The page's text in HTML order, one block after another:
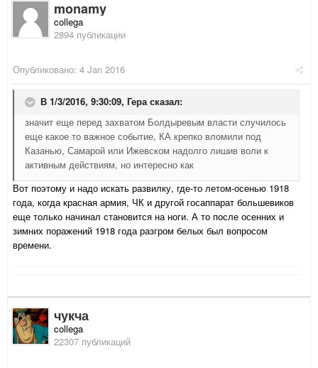
monamy
collega
2894 публикации
Опубликовано: 4 Jan 2016
В 1/3/2016, 9:30:09, Герасказал:
значит еще перед захватом Болдыревым власти случилось
еще какое то важное событие, КА крепко вломили под
Казанью, Самарой или Ижевском надолго лишив воли к
активным действиям, но интересно как
Вот поэтому и надо искать развилку, где-то летом-осенью 1918
года, когда красная армия, ЧК и другой госаппарат большевиков
еще только начинал становится на ноги. А то после осенних и
зимних поражений 1918 года разгром белых был вопросом
времени.
чукча
collega
22307 публикаций